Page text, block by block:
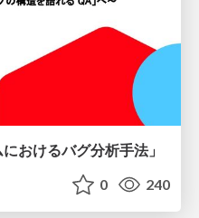
おけるバグ分析手法」
0 240